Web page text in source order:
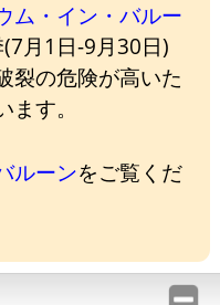
ム・イン・バルー
月1日-9月30日)
裂の危険が高いた
す。
ルーンをご覧くだ